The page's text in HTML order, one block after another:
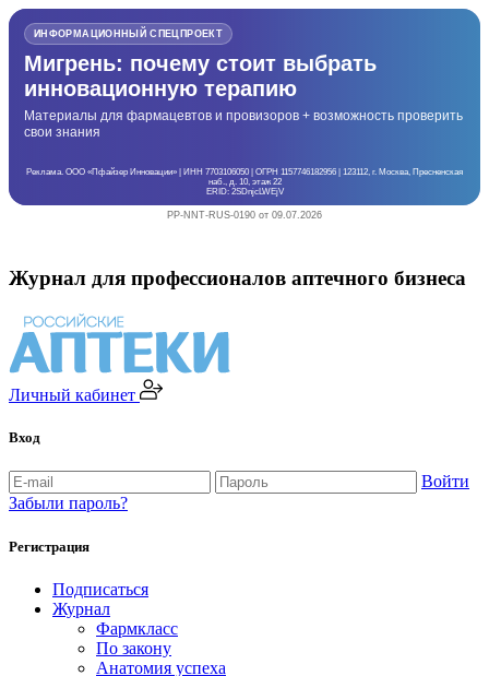
ИНФОРМАЦИОННЫЙ СПЕЦПРОЕКТ
Мигрень: почему стоит выбрать
инновационную терапию
Материалы для фармацевтов и провизоров + возможность проверить
свои знания
Реклама. ООО «Пфайзер Инновации» | ИНН 7703106050 | ОГРН 1157746182956 | 123112, г. Москва, Пресненская
наб., д. 10, этаж 22
ERID: 2SDnjcLWEjV
PP-NNT-RUS-0190 от 09.07.2026
Журнал для профессионалов аптечного бизнеса
Личный кабинет
Вход
Войти
Забыли пароль?
Регистрация
Подписаться
Журнал
Фармкласс
По закону
Анатомия успеха